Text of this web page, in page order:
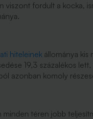
viszont fordult a kocka,
hiteleinek állománya kis
19,3 százalékos
azonban komoly
minden téren jobb